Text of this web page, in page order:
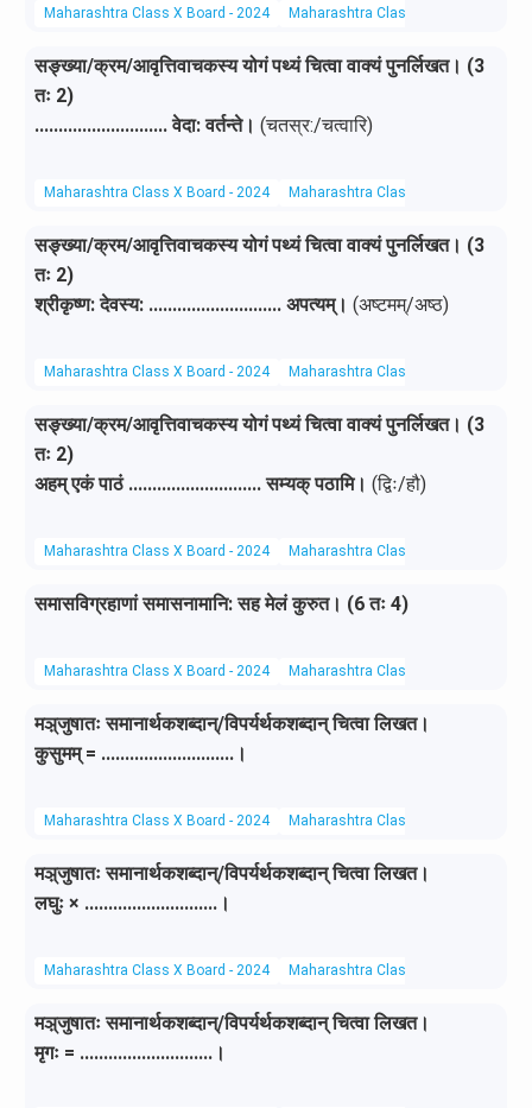
Maharashtra Class X Board - 2024 Maharashtra Class X Board
सङ्ख्या/क्रम/आवृत्तिवाचकस्य योगं पथ्यं चित्वा वाक्यं पुनर्लिखत। (3
तः 2)
............................ वेदा: वर्तन्ते। (चतस्र:/चत्वारि)
Maharashtra Class X Board - 2024 Maharashtra Class X Board
सङ्ख्या/क्रम/आवृत्तिवाचकस्य योगं पथ्यं चित्वा वाक्यं पुनर्लिखत। (3
तः 2)
श्रीकृष्ण: देवस्य: ............................ अपत्यम्। (अष्टमम्/अष्ठ)
Maharashtra Class X Board - 2024 Maharashtra Class X Board
सङ्ख्या/क्रम/आवृत्तिवाचकस्य योगं पथ्यं चित्वा वाक्यं पुनर्लिखत। (3
तः 2)
अहम् एकं पाठं ............................ सम्यक् पठामि। (द्विः/हौ)
Maharashtra Class X Board - 2024 Maharashtra Class X Board
समासविग्रहाणां समासनामानि: सह मेलं कुरुत। (6 तः 4)
Maharashtra Class X Board - 2024 Maharashtra Class X Board
मञ़्जुषातः समानार्थकशब्दान्/विपर्यर्थकशब्दान् चित्वा लिखत।
कुसुमम् = ............................।
Maharashtra Class X Board - 2024 Maharashtra Class X Board
मञ़्जुषातः समानार्थकशब्दान्/विपर्यर्थकशब्दान् चित्वा लिखत।
लघुः × ............................।
Maharashtra Class X Board - 2024 Maharashtra Class X Board
मञ़्जुषातः समानार्थकशब्दान्/विपर्यर्थकशब्दान् चित्वा लिखत।
मृगः = ............................।